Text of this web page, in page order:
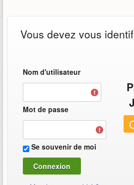
Vous devez vous
Nom d'utilisateur
Mot de passe
Se souvenir de moi